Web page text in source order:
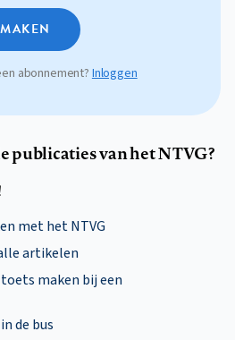
abonnement? Inloggen
publicaties van het NTVG?
met het NTVG
artikelen
maken bij een
de bus